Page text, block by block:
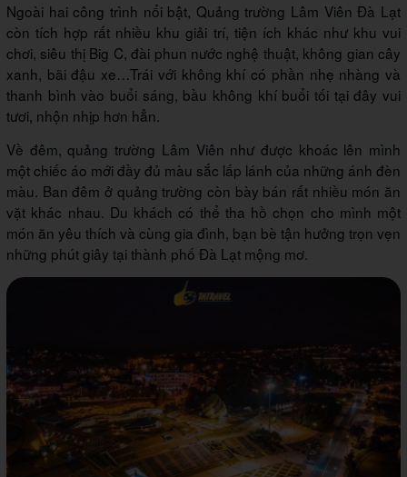
Ngoài hai công trình nổi bật, Quảng trường Lâm Viên Đà Lạt
còn tích hợp rất nhiều khu giải trí, tiện ích khác như khu vui
chơi, siêu thị Big C, đài phun nước nghệ thuật, không gian cây
xanh, bãi đậu xe…Trái với không khí có phần nhẹ nhàng và
thanh bình vào buổi sáng, bầu không khí buổi tối tại đây vui
tươi, nhộn nhịp hơn hẳn.
Về đêm, quảng trường Lâm Viên như được khoác lên mình
một chiếc áo mới đầy đủ màu sắc lấp lánh của những ánh đèn
màu. Ban đêm ở quảng trường còn bày bán rất nhiều món ăn
vặt khác nhau. Du khách có thể tha hồ chọn cho mình một
món ăn yêu thích và cùng gia đình, bạn bè tận hưởng trọn vẹn
những phút giây tại thành phố Đà Lạt mộng mơ.